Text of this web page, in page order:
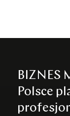
BIZNES
Polsce